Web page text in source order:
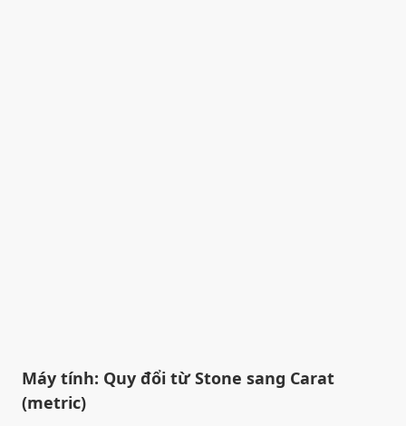
Máy tính: Quy đổi từ Stone sang Carat
(metric)